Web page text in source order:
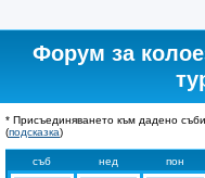
Форум за
* Присъединяването към дадено
(подсказка)
съб нед пон